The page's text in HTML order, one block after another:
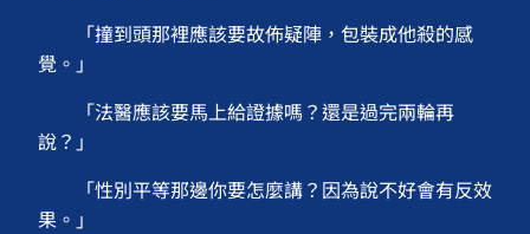
「撞到頭那裡應該要故佈疑陣，包裝成他殺的感
覺。」
「法醫應該要馬上給證據嗎？還是過完兩輪再
說？」
「性別平等那邊你要怎麼講？因為說不好會有反效
果。」